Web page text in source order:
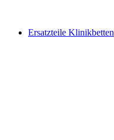
Ersatzteile Klinikbetten